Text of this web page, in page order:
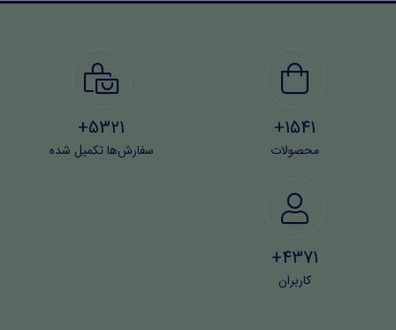
1541+
محصولات
5321+
سفارش‌ها تکمیل شده
4371+
کاربران